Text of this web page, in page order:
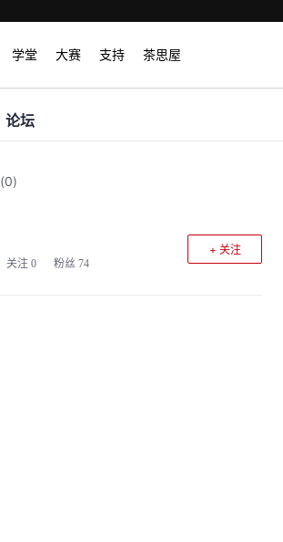
学堂 大赛 支持 茶思屋
论坛
(0)
关注 0 粉丝 74
+ 关注